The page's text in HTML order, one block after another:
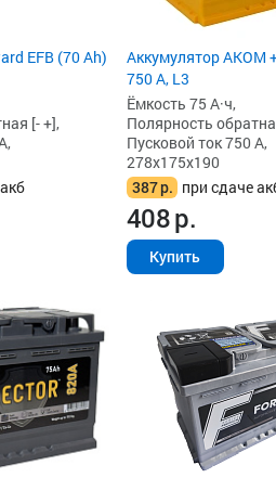
EFB (70 Ah)
[- +],
Аккумулятор AKOM
750 А, L3
Ёмкость 75 А·ч,
Полярность
Пусковой ток 750 А,
278x175x190
387р. при сдаче
408р.
Купить